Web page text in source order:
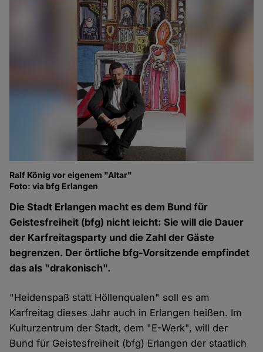
Ralf König vor eigenem "Altar"
Foto: via bfg Erlangen
Die Stadt Erlangen macht es dem Bund für
Geistesfreiheit (bfg) nicht leicht: Sie will die Dauer
der Karfreitagsparty und die Zahl der Gäste
begrenzen. Der örtliche bfg-Vorsitzende empfindet
das als "drakonisch".
"Heidenspaß statt Höllenqualen" soll es am
Karfreitag dieses Jahr auch in Erlangen heißen. Im
Kulturzentrum der Stadt, dem "E-Werk", will der
Bund für Geistesfreiheit (bfg) Erlangen der staatlich